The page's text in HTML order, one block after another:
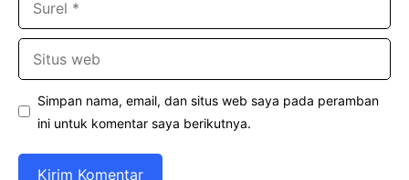
Simpan nama, email, dan situs web saya pada peramban
ini untuk komentar saya berikutnya.